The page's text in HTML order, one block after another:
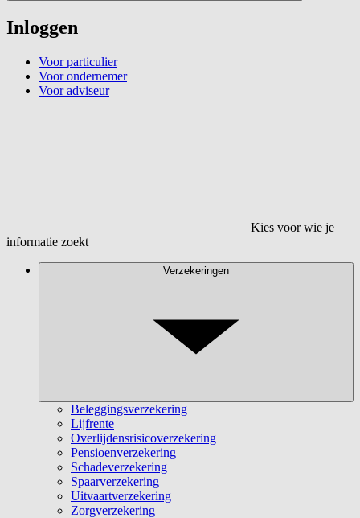
Inloggen
Voor particulier
Voor ondernemer
Voor adviseur
Kies voor wie je
informatie zoekt
Verzekeringen
Beleggingsverzekering
Lijfrente
Overlijdensrisicoverzekering
Pensioenverzekering
Schadeverzekering
Spaarverzekering
Uitvaartverzekering
Zorgverzekering